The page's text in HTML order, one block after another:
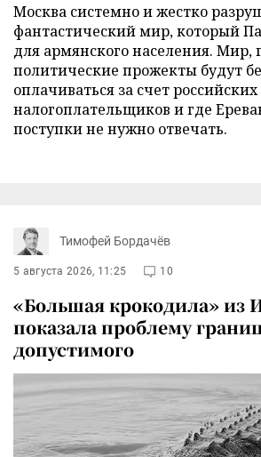
Москва системно и жестко
фантастический мир, который
для армянского населения. Мир,
политические прожекты будут
оплачиваться за счет российских
налогоплательщиков и где
поступки не нужно отвечать.
Тимофей Бордачёв
5 августа 2026, 11:25 10
«Большая крокодила» из
показала проблему
допустимого